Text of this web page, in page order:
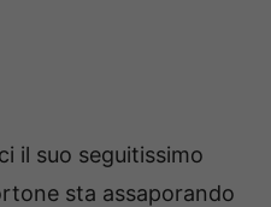
il suo seguitissimo
sta assaporando